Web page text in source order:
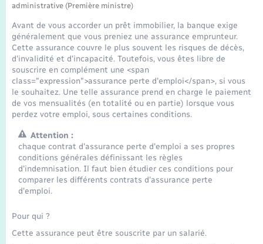
Transports
Voirie et espace public
administrative (Première ministre)
Avant de vous accorder un prêt immobilier, la banque exige
généralement que vous preniez une assurance emprunteur.
Cette assurance couvre le plus souvent les risques de décès,
d'invalidité et d'incapacité. Toutefois, vous êtes libre de
souscrire en complément une <span
class="expression">assurance perte d'emploi</span>, si vous
le souhaitez. Une telle assurance prend en charge le paiement
de vos mensualités (en totalité ou en partie) lorsque vous
perdez votre emploi, sous certaines conditions.
Attention :
chaque contrat d'assurance perte d'emploi a ses propres
conditions générales définissant les règles
d'indemnisation. Il faut bien étudier ces conditions pour
comparer les différents contrats d'assurance perte
d'emploi.
Pour qui ?
Cette assurance peut être souscrite par un salarié.